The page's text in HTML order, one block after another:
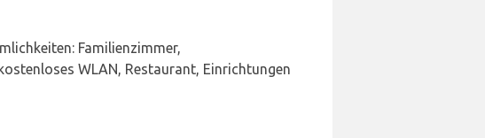
Familienzimmer,
WLAN, Restaurant, Einrichtungen